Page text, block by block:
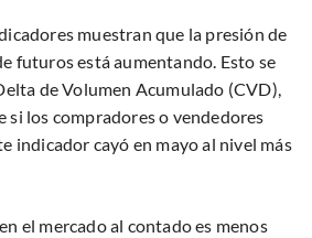
muestran que la presión de
futuros está aumentando. Esto se
de Volumen Acumulado (CVD),
si los compradores o vendedores
indicador cayó en mayo al nivel más
el mercado al contado es menos